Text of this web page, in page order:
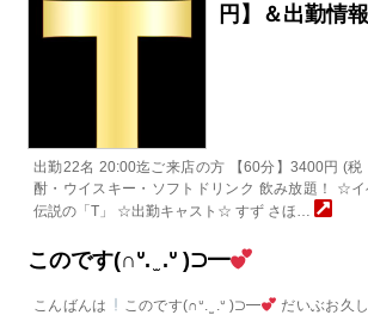
円】＆出勤情報
出勤22名 20:00迄ご来店の方 【60分】3400円 (税
酎・ウイスキー・ソフトドリンク 飲み放題！ ☆
伝説の「T」 ☆出勤キャスト☆ すず さほ…
このです(∩ᐡ. ̫ .ᐡ )⊃━
こんばんは このです(∩ᐡ. ̫ .ᐡ )⊃━
だいぶお久